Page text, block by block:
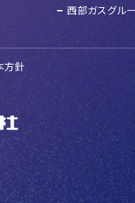
西部ガスグル
方針